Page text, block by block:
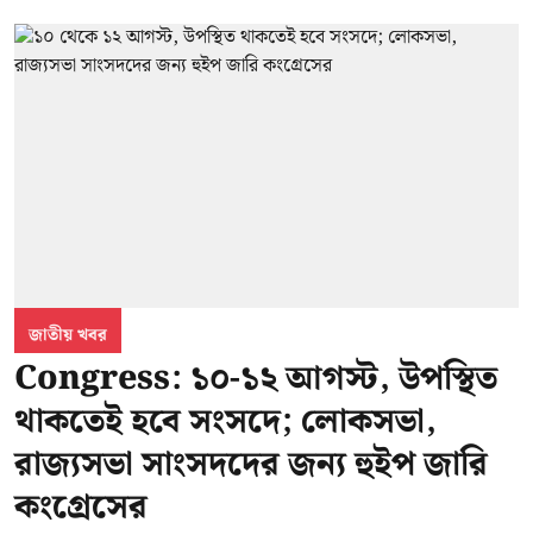
জাতীয় খবর
Congress: ১০-১২ আগস্ট, উপস্থিত
থাকতেই হবে সংসদে; লোকসভা,
রাজ্যসভা সাংসদদের জন্য হুইপ জারি
কংগ্রেসের